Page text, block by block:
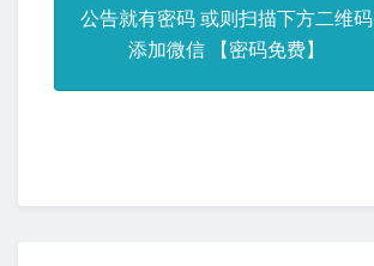
公告就有密码 或则扫描下方二维码
添加微信 【密码免费】